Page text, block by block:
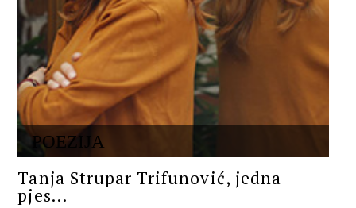
POEZIJA
Tanja Strupar Trifunović, jedna
pjes...